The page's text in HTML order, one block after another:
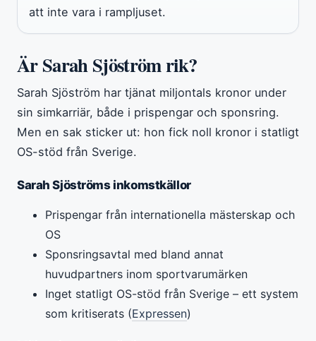
att inte vara i rampljuset.
Är Sarah Sjöström rik?
Sarah Sjöström har tjänat miljontals kronor under
sin simkarriär, både i prispengar och sponsring.
Men en sak sticker ut: hon fick noll kronor i statligt
OS-stöd från Sverige.
Sarah Sjöströms inkomstkällor
Prispengar från internationella mästerskap och
OS
Sponsringsavtal med bland annat
huvudpartners inom sportvarumärken
Inget statligt OS-stöd från Sverige – ett system
som kritiserats (Expressen)